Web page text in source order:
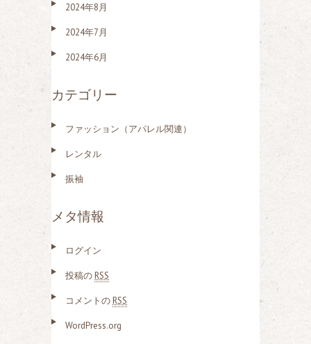
2024年8月
2024年7月
2024年6月
カテゴリー
ファッション（アパレル関連）
レンタル
振袖
メタ情報
ログイン
投稿のRSS
コメントのRSS
WordPress.org